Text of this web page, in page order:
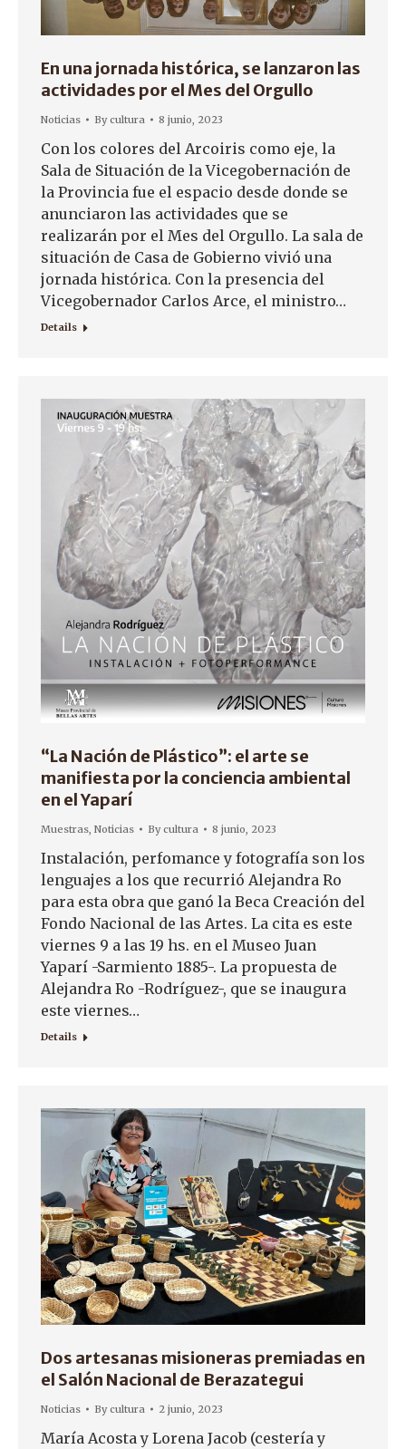
En una jornada histórica, se lanzaron las
actividades por el Mes del Orgullo
Noticias Bycultura 8 junio, 2023
Con los colores del Arcoiris como eje, la
Sala de Situación de la Vicegobernación de
la Provincia fue el espacio desde donde se
anunciaron las actividades que se
realizarán por el Mes del Orgullo. La sala de
situación de Casa de Gobierno vivió una
jornada histórica. Con la presencia del
Vicegobernador Carlos Arce, el ministro…
Details
“La Nación de Plástico”: el arte se
manifiesta por la conciencia ambiental
en el Yaparí
Muestras, Noticias Bycultura 8 junio, 2023
Instalación, perfomance y fotografía son los
lenguajes a los que recurrió Alejandra Ro
para esta obra que ganó la Beca Creación del
Fondo Nacional de las Artes. La cita es este
viernes 9 a las 19 hs. en el Museo Juan
Yaparí -Sarmiento 1885-. La propuesta de
Alejandra Ro -Rodríguez-, que se inaugura
este viernes…
Details
Dos artesanas misioneras premiadas en
el Salón Nacional de Berazategui
Noticias Bycultura 2 junio, 2023
María Acosta y Lorena Jacob (cestería y